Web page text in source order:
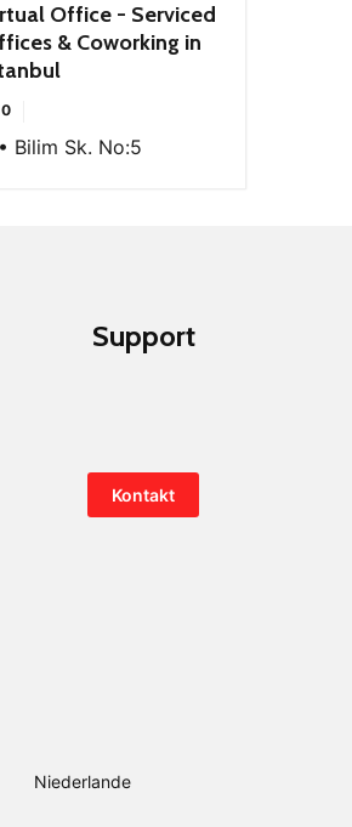
Office - Serviced
& Coworking in
0
Bilim Sk. No:5
Support
Kontakt
Niederlande